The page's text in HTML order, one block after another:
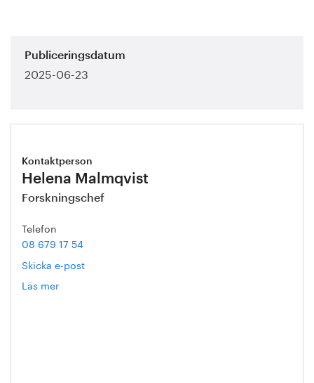
Publiceringsdatum
2025-06-23
Kontaktperson
Helena Malmqvist
Forskningschef
Telefon
08 679 17 54
Skicka e-post
Läs mer